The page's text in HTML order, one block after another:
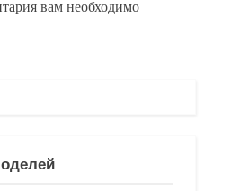
вам необходимо